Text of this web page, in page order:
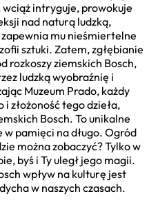
intryguje, prowokuje
nad naturą ludzką,
mu nieśmiertelne
sztuki. Zatem, zgłębianie
rozkoszy ziemskich Bosch,
ludzką wyobraźnię i
Muzeum Prado, każdy
złożoność tego dzieła,
Bosch. To unikalne
pamięci na długo. Ogród
można zobaczyć? Tylko w
byś i Ty uległ jego magii.
wpływ na kulturę jest
w naszych czasach.